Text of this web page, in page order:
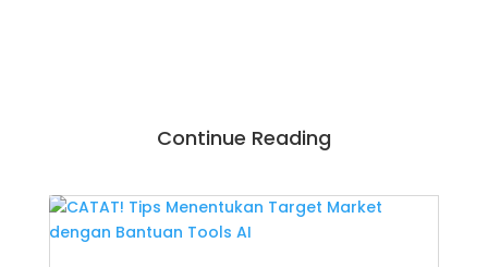
Continue Reading